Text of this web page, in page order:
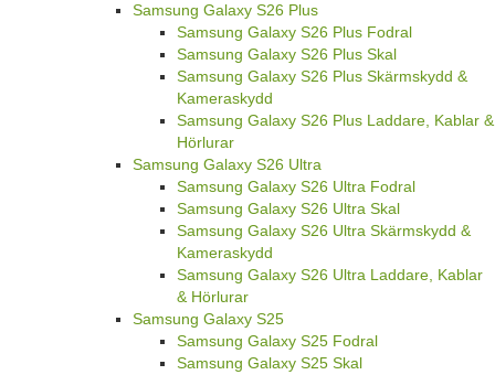
Samsung Galaxy S26 Plus
Samsung Galaxy S26 Plus Fodral
Samsung Galaxy S26 Plus Skal
Samsung Galaxy S26 Plus Skärmskydd &
Kameraskydd
Samsung Galaxy S26 Plus Laddare, Kablar &
Hörlurar
Samsung Galaxy S26 Ultra
Samsung Galaxy S26 Ultra Fodral
Samsung Galaxy S26 Ultra Skal
Samsung Galaxy S26 Ultra Skärmskydd &
Kameraskydd
Samsung Galaxy S26 Ultra Laddare, Kablar
& Hörlurar
Samsung Galaxy S25
Samsung Galaxy S25 Fodral
Samsung Galaxy S25 Skal